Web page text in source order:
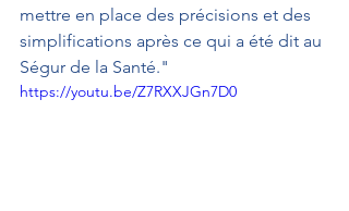
mettre en place des précisions et des
simplifications après ce qui a été dit au
Ségur de la Santé."
https://youtu.be/Z7RXXJGn7D0